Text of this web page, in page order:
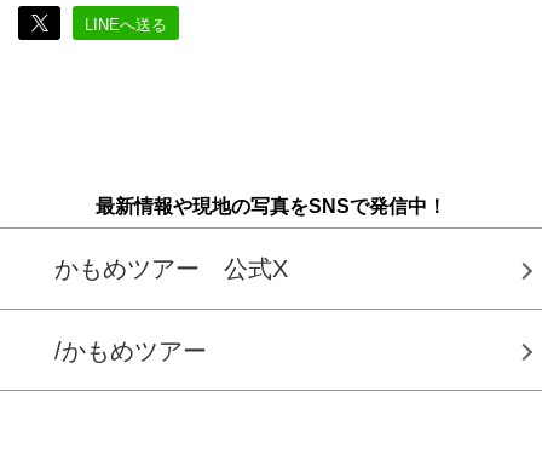
LINEへ送る
最新情報や現地の写真をSNSで発信中！
かもめツアー 公式X
/かもめツアー